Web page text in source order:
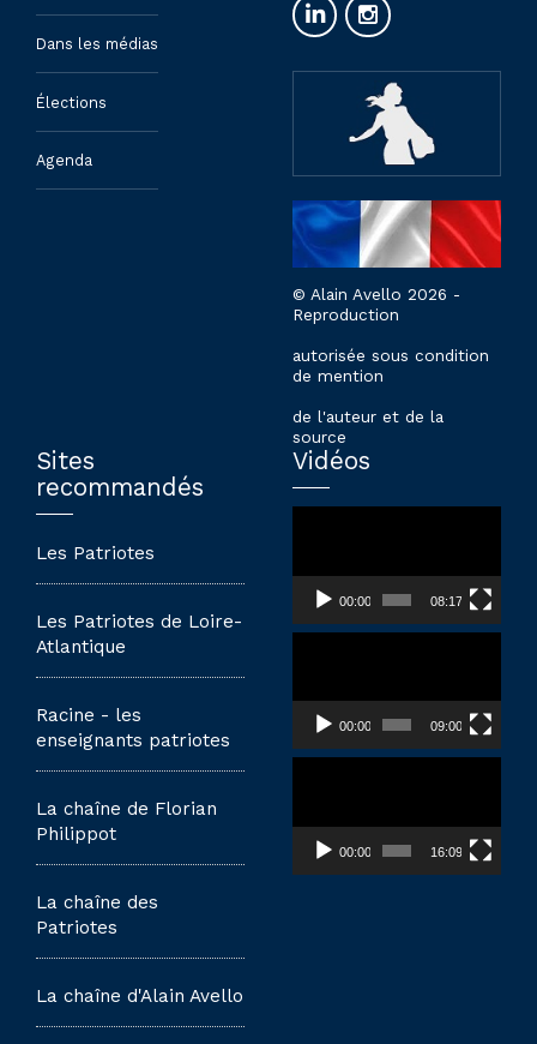
Dans les médias
Élections
Agenda
© Alain Avello 2026 -
Reproduction
autorisée sous condition
de mention
de l'auteur et de la
source
Sites
recommandés
Les Patriotes
Les Patriotes de Loire-
Atlantique
Racine - les
enseignants patriotes
La chaîne de Florian
Philippot
La chaîne des
Patriotes
La chaîne d'Alain Avello
Vidéos
00:00 08:17
00:00 09:00
00:00 16:09